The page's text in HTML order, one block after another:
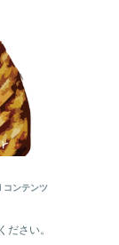
コンテンツ
さい。